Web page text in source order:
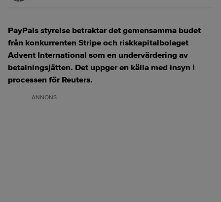
PayPals styrelse betraktar det gemensamma budet
från konkurrenten Stripe och riskkapitalbolaget
Advent International som en undervärdering av
betalningsjätten. Det uppger en källa med insyn i
processen för Reuters.
ANNONS